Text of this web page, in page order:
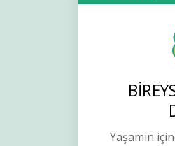
Yaşamın